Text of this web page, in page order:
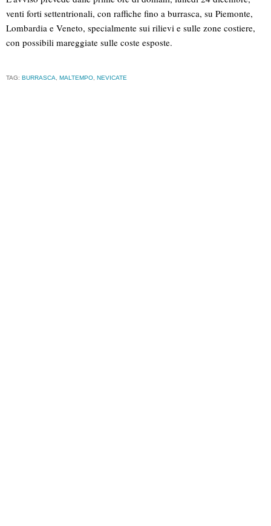
venti forti settentrionali, con raffiche fino a burrasca, su Piemonte,
Lombardia e Veneto, specialmente sui rilievi e sulle zone costiere,
con possibili mareggiate sulle coste esposte.
TAG: BURRASCA, MALTEMPO, NEVICATE